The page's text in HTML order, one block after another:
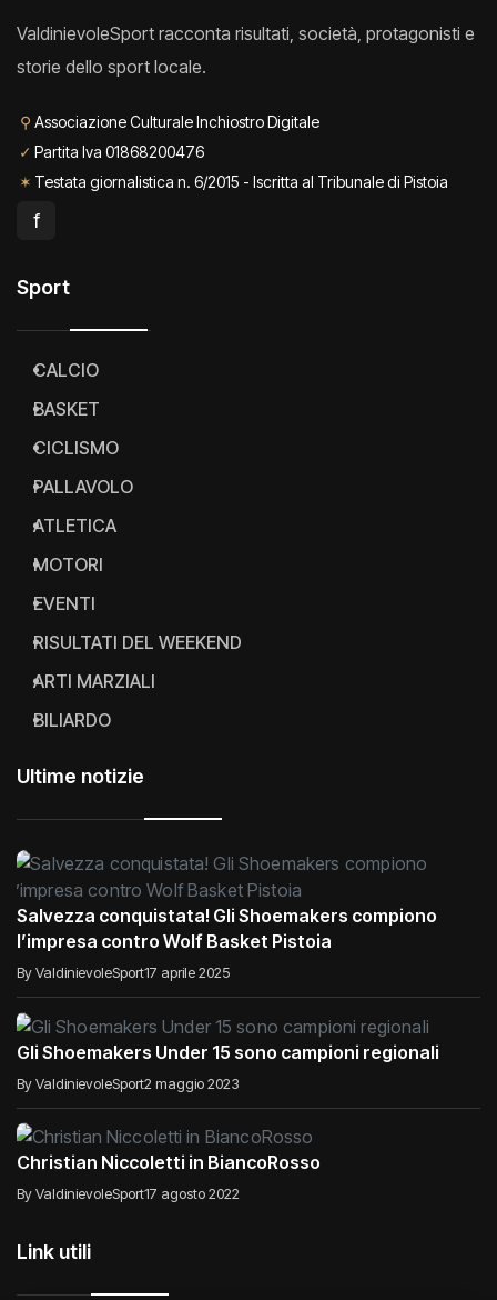
ValdinievoleSport racconta risultati, società, protagonisti e
storie dello sport locale.
⚲ Associazione Culturale Inchiostro Digitale
✓ Partita Iva 01868200476
✶ Testata giornalistica n. 6/2015 - Iscritta al Tribunale di Pistoia
f
Sport
CALCIO
BASKET
CICLISMO
PALLAVOLO
ATLETICA
MOTORI
EVENTI
RISULTATI DEL WEEKEND
ARTI MARZIALI
BILIARDO
Ultime notizie
Salvezza conquistata! Gli Shoemakers compiono
l’impresa contro Wolf Basket Pistoia
By ValdinievoleSport17 aprile 2025
Gli Shoemakers Under 15 sono campioni regionali
By ValdinievoleSport2 maggio 2023
Christian Niccoletti in BiancoRosso
By ValdinievoleSport17 agosto 2022
Link utili